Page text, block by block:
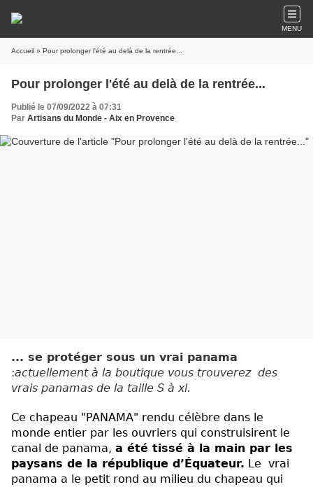
MENU
Accueil » Pour prolonger l'été au delà de la rentrée...
Pour prolonger l'été au delà de la rentrée...
Publié le 07/09/2022 à 07:31
Par Artisans du Monde - Aix en Provence
... se protéger sous un vrai panama
:actuellement à la boutique vous trouverez des
vrais panamas de la taille S à xl.
Ce chapeau "PANAMA" rendu célèbre dans le
monde entier par les ouvriers qui construisirent le
canal de panama, a été tissé à la main par les
paysans de la république d’Équateur. Le vrai
panama a le petit rond au milieu du chapeau qui